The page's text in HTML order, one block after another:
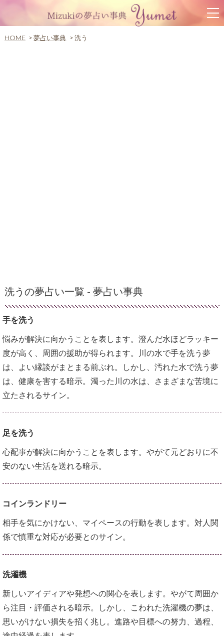
HOME 夢占い事典 洗う
洗うの夢占い一覧 - 夢占い事典
手を洗う
悩みが解決に向かうことを表します。澄んだ水ほどラッキー
度が高く、周囲の援助が得られます。川の水で手を洗う夢
は、よい縁談がまとまる前ぶれ。しかし、汚れた水で洗う夢
は、健康を害する暗示。濁った川の水は、さまざまな苦境に
立たされるサイン。
足を洗う
心配事が解決に向かうことを表します。やがて元どおりに不
安のない生活を送れる暗示。
コインランドリー
相手を気にかけない、マイペースの行動を表します。対人関
係で慎重な対応が必要とのサイン。
洗濯機
新しいアイディアや発想への関心を表します。やがて周囲か
ら注目・評価される暗示。しかし、こわれた洗濯機の夢は、
思いがけない損失を招く兆し。進路や目標への努力、過程、